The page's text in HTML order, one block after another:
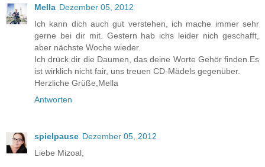
Mella Dezember 05, 2012
Ich kann dich auch gut verstehen, ich mache immer sehr
gerne bei dir mit. Gestern hab ichs leider nich geschafft,
aber nächste Woche wieder.
Ich drück dir die Daumen, das deine Worte Gehör finden.Es
ist wirklich nicht fair, uns treuen CD-Mädels gegenüber.
Herzliche Grüße,Mella
Antworten
spielpause Dezember 05, 2012
Liebe Mizoal,